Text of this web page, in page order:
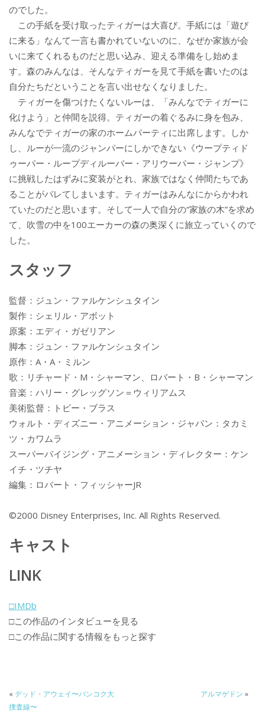
のでした。
この手紙を受け取ったティガーは大喜び。手紙には「遊び
に来る」なんて一言も書かれていないのに、なぜか家族が会
いに来てくれるものだと思い込み、迎える準備をし始めま
す。森のみんなは、そんなティガーを見て手紙を書いたのは
自分たちだということを言い出せなくなりました。
ティガーを傷つけたくないルーは、「みんなでティガーに
化けよう」と仲間を説得。ティガーの着ぐるみに身を包み、
みんなでティガーの家のホームパーティに出席します。しか
し、ルーが一流のジャンパーにしかできない《ウープティド
ゥーパー・ループディルーバー・アリウーパー・ジャンプ》
に挑戦したはずみに変装がとれ、家族ではなく仲間たちであ
ることがバレてしまいます。ティガーはみんなにからかわれ
ていたのだと思います。そして一人で自分の“家族の木”を求め
て、吹雪の中を100エーカーの森の奥深くに旅立っていくので
した。
スタッフ
監督：ジュン・ファルケンシュタイン
製作：シェリル・アボット
原案：エディ・ガゼリアン
脚本：ジュン・ファルケンシュタイン
原作：A・A・ミルン
歌：リチャード・M・シャーマン、ロバート・B・シャーマン
音楽：ハリー・グレッグソン＝ウィリアムス
美術監督：トビー・ブラス
ウォルト・ディズニー・アニメーション・ジャパン：タカミ
ツ・カワムラ
スーパーバイジング・アニメーション・ディレクター：ケン
イチ・ツチヤ
編集：ロバート・フィッシャーJR
©2000 Disney Enterprises, Inc. All Rights Reserved.
キャスト
LINK
□IMDb
□この作品のインタビューを見る
□この作品に関する情報をもっと探す
« デッド・アウェイ〜バンコク大
捜査線〜
アルマゲドン »